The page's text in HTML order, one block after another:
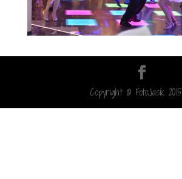
Copyright © FotoJasik 2015